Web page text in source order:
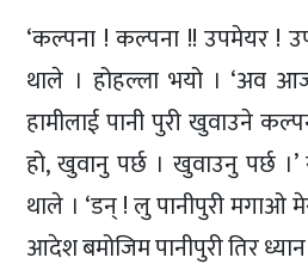
‘कल्पना ! कल्पना !! उपमेयर !
थाले । होहल्ला भयो । ‘अव
हामीलाई पानी पुरी खुवाउने
हो, खुवानु पर्छ । खुवाउनु पर्छ
थाले । ‘डन् ! लु पानीपुरी मगाओ
आदेश बमोजिम पानीपुरी तिर